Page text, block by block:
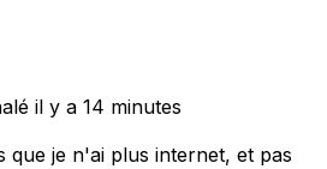
il y a 14 minutes
que je n'ai plus internet, et pas